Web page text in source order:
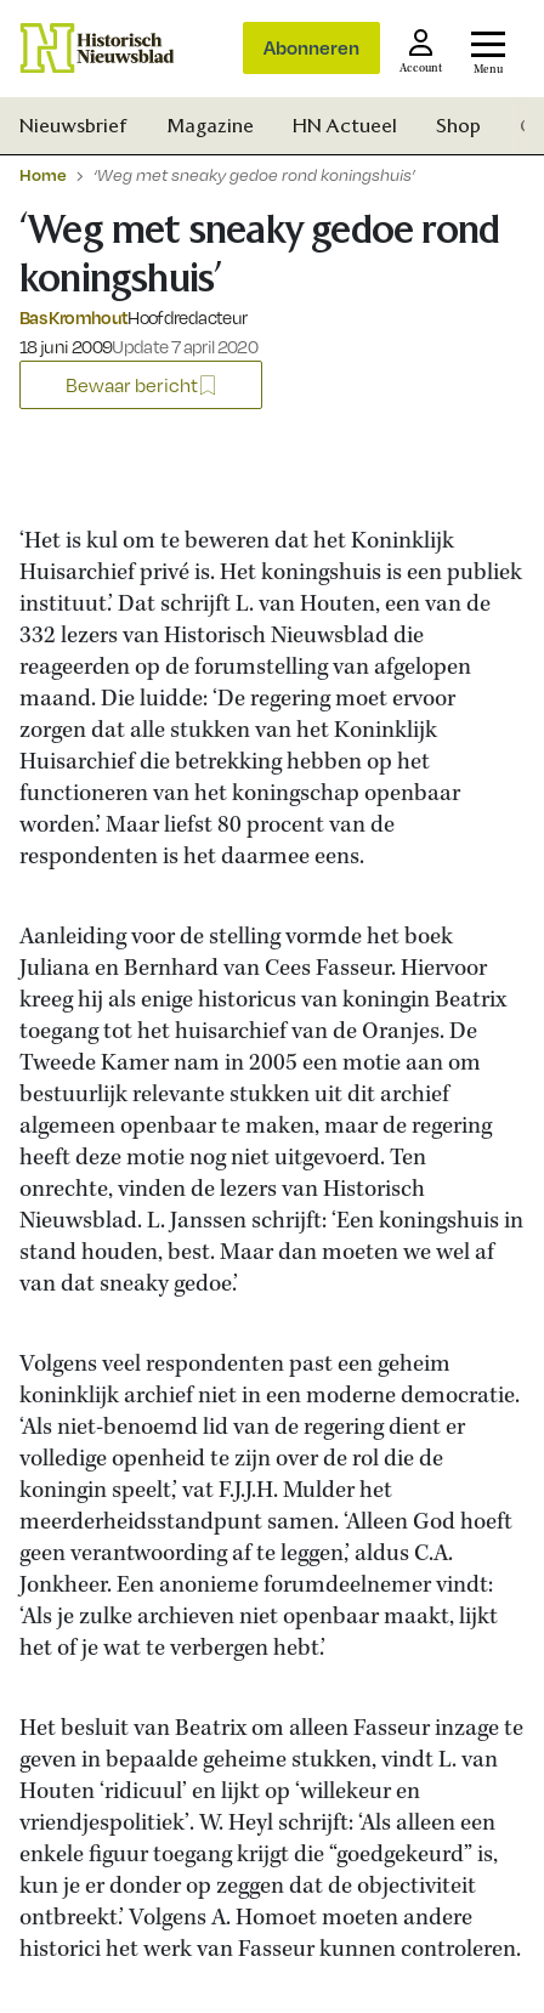
Abonneren
Account Menu
Nieuwsbrief Magazine HN Actueel Shop
Home ‘Weg met sneaky gedoe rond koningshuis’
‘Weg met sneaky gedoe rond
koningshuis’
Bas KromhoutHoofdredacteur
Gepubliceerd op:
18 juni 2009Update 7 april 2020
Bewaar bericht
‘Het is kul om te beweren dat het Koninklijk
Huisarchief privé is. Het koningshuis is een publiek
instituut.’ Dat schrijft L. van Houten, een van de
332 lezers van Historisch Nieuwsblad die
reageerden op de forumstelling van afgelopen
maand. Die luidde: ‘De regering moet ervoor
zorgen dat alle stukken van het Koninklijk
Huisarchief die betrekking hebben op het
functioneren van het koningschap openbaar
worden.’ Maar liefst 80 procent van de
respondenten is het daarmee eens.
Aanleiding voor de stelling vormde het boek
Juliana en Bernhard van Cees Fasseur. Hiervoor
kreeg hij als enige historicus van koningin Beatrix
toegang tot het huisarchief van de Oranjes. De
Tweede Kamer nam in 2005 een motie aan om
bestuurlijk relevante stukken uit dit archief
algemeen openbaar te maken, maar de regering
heeft deze motie nog niet uitgevoerd. Ten
onrechte, vinden de lezers van Historisch
Nieuwsblad. L. Janssen schrijft: ‘Een koningshuis in
stand houden, best. Maar dan moeten we wel af
van dat sneaky gedoe.’
Volgens veel respondenten past een geheim
koninklijk archief niet in een moderne democratie.
‘Als niet-benoemd lid van de regering dient er
volledige openheid te zijn over de rol die de
koningin speelt,’ vat F.J.J.H. Mulder het
meerderheidsstandpunt samen. ‘Alleen God hoeft
geen verantwoording af te leggen,’ aldus C.A.
Jonkheer. Een anonieme forumdeelnemer vindt:
‘Als je zulke archieven niet openbaar maakt, lijkt
het of je wat te verbergen hebt.’
Het besluit van Beatrix om alleen Fasseur inzage te
geven in bepaalde geheime stukken, vindt L. van
Houten ‘ridicuul’ en lijkt op ‘willekeur en
vriendjespolitiek’. W. Heyl schrijft: ‘Als alleen een
enkele figuur toegang krijgt die “goedgekeurd” is,
kun je er donder op zeggen dat de objectiviteit
ontbreekt.’ Volgens A. Homoet moeten andere
historici het werk van Fasseur kunnen controleren.